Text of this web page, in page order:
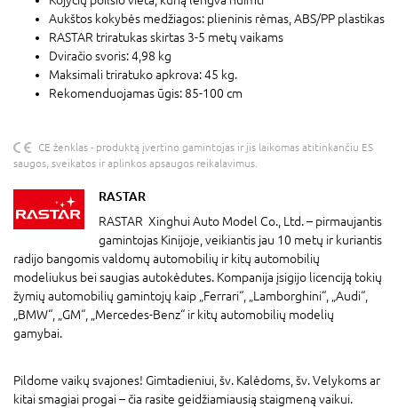
Aukštos kokybės medžiagos: plieninis rėmas, ABS/PP plastikas
RASTAR triratukas skirtas 3-5 metų vaikams
Dviračio svoris: 4,98 kg
Maksimali triratuko apkrova: 45 kg.
Rekomenduojamas ūgis: 85-100 cm
CE ženklas - produktą įvertino gamintojas ir jis laikomas atitinkančiu ES
saugos, sveikatos ir aplinkos apsaugos reikalavimus.
RASTAR
RASTAR Xinghui Auto Model Co., Ltd. – pirmaujantis
gamintojas Kinijoje, veikiantis jau 10 metų ir kuriantis
radijo bangomis valdomų automobilių ir kitų automobilių
modeliukus bei saugias autokėdutes. Kompanija įsigijo licenciją tokių
žymių automobilių gamintojų kaip „Ferrari“, „Lamborghini“, „Audi“,
„BMW“, „GM“, „Mercedes-Benz“ ir kitų automobilių modelių
gamybai.
Pildome vaikų svajones! Gimtadieniui, šv. Kalėdoms, šv. Velykoms ar
kitai smagiai progai – čia rasite geidžiamiausią staigmeną vaikui.